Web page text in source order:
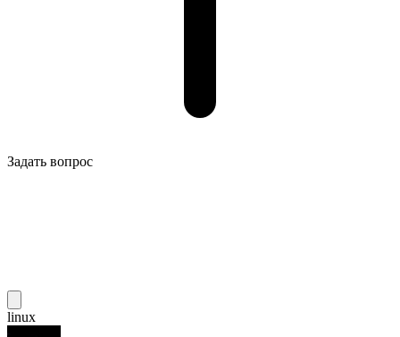
Задать вопрос
linux